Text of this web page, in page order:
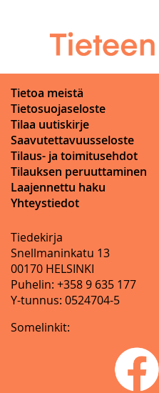
Tietoa meistä
Tietosuojaseloste
Tilaa uutiskirje
Saavutettavuusseloste
Tilaus- ja toimitusehdot
Tilauksen peruuttaminen
Laajennettu haku
Yhteystiedot
Tiedekirja
Snellmaninkatu 13
00170 HELSINKI
Puhelin: +358 9 635 177
Y-tunnus: 0524704-5
Somelinkit: